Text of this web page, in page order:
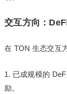
交互方向：
在 TON 生态交互
1. 已成规模的
励。